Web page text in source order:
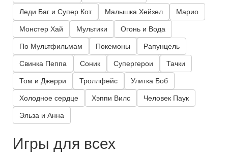
Леди Баг и Супер Кот Малышка Хейзел Марио
Монстер Хай Мультики Огонь и Вода
По Мультфильмам Покемоны Рапунцель
Свинка Пеппа Соник Супергерои Тачки
Том и Джерри Троллфейс Улитка Боб
Холодное сердце Хэппи Вилс Человек Паук
Эльза и Анна
Игры для всех